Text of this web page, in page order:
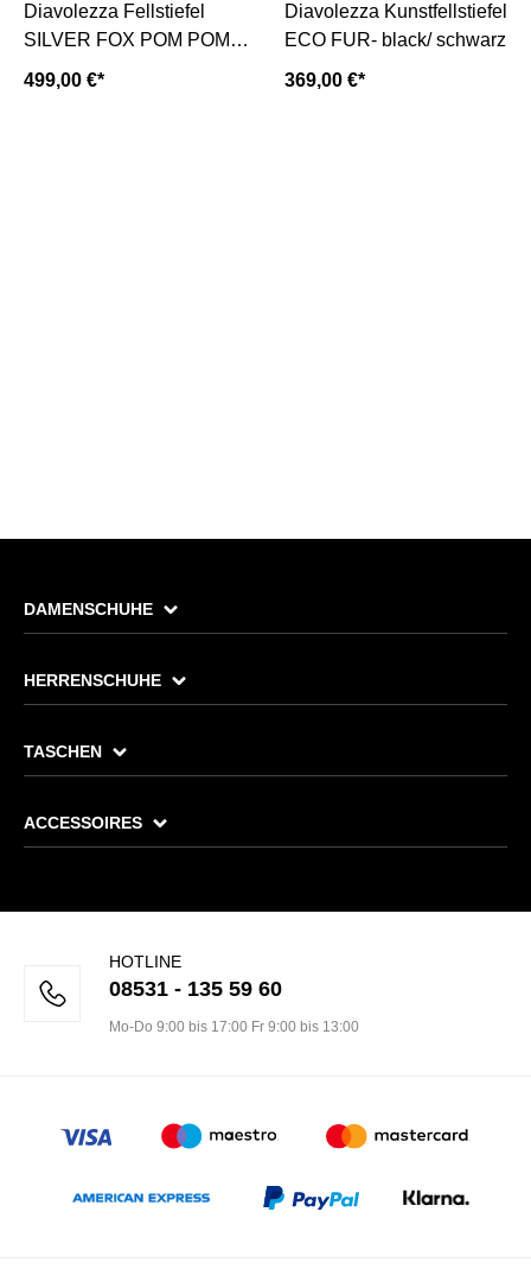
Diavolezza Fellstiefel
SILVER FOX POM POM
Fuchsfell
499,00 €*
Diavolezza Kunstfellstiefel
ECO FUR- black/ schwarz
369,00 €*
DAMENSCHUHE
HERRENSCHUHE
TASCHEN
ACCESSOIRES
HOTLINE
08531 - 135 59 60
Mo-Do 9:00 bis 17:00 Fr 9:00 bis 13:00